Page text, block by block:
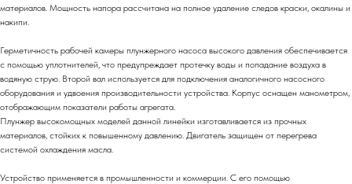
материалов. Мощность напора рассчитана на полное удаление следов краски, окалины и
накипи.
Герметичность рабочей камеры плунжерного насоса высокого давления обеспечивается
с помощью уплотнителей, что предупреждает протечку воды и попадание воздуха в
водяную струю. Второй вал используется для подключения аналогичного насосного
оборудования и удвоения производительности устройства. Корпус оснащен манометром,
отображающим показатели работы агрегата.
Плунжер высокомощных моделей данной линейки изготавливается из прочных
материалов, стойких к повышенному давлению. Двигатель защищен от перегрева
системой охлаждения масла.
Устройство применяется в промышленности и коммерции. С его помощью